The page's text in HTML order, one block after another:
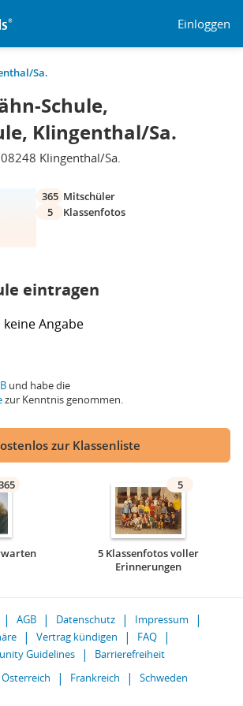
Einloggen
Sa.
Schule,
Klingenthal/Sa.
Klingenthal/Sa.
365 Mitschüler
5
Klassenfotos
eintragen
keine Angabe
und habe die
zur Kenntnis genommen.
zur Klassenliste
5
5 Klassenfotos voller
Erinnerungen
AGB Datenschutz
Impressum
Vertrag kündigen
FAQ
Guidelines
Barrierefreiheit
Österreich Frankreich Schweden